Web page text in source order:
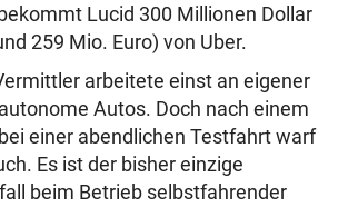
Lucid 300 Millionen Dollar
259 Mio. Euro) von Uber.
arbeitete einst an eigener
Autos. Doch nach einem
einer abendlichen Testfahrt warf
Es ist der bisher einzige
beim Betrieb selbstfahrender